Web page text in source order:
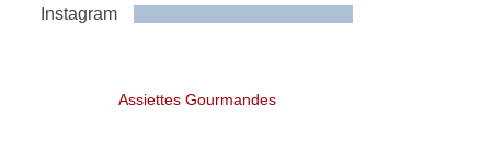
Instagram
Assiettes Gourmandes